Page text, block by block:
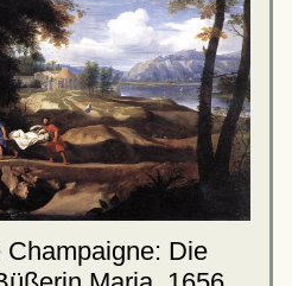
Champaigne: Die